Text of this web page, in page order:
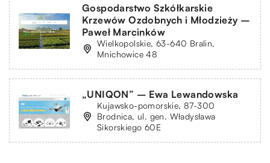
Gospodarstwo Szkółkarskie
Krzewów Ozdobnych i Młodzieży –
Paweł Marcinków
Wielkopolskie, 63-640 Bralin,
Mnichowice 48
„UNIQON” – Ewa Lewandowska
Kujawsko-pomorskie, 87-300
Brodnica, ul. gen. Władysława
Sikorskiego 60E